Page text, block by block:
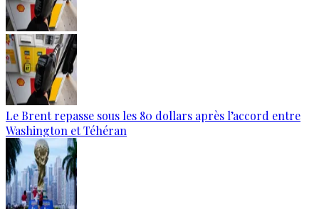
Le Brent repasse sous les 80 dollars après l’accord entre
Washington et Téhéran